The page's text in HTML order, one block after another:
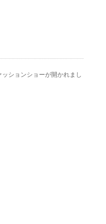
ションショーが開かれまし